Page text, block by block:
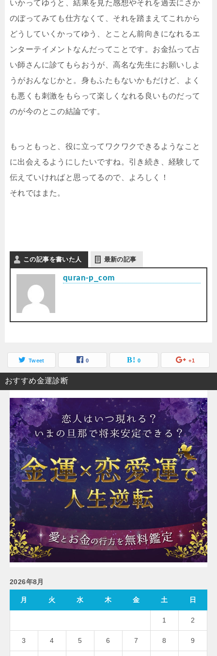
いかってゆうと、結果を見た感想やそれを過去にさか
のぼってみても仕方なくて、それを踏まえてこれから
どうしていくかってゆう、とことん前向きになれるエ
ンターテイメントなんだってことです。お金払って占
い師さんに診てもらおうが、高名な先生にお願いしよ
うがおんなじかと。身もふたもないかもだけど、よく
も悪くも刺激をもらって楽しくなれる良いものだって
のが今のとこの結論です。
もっともっと、役に立ってワクワクできるようなこと
に出会えるようにしたいですね。引き続き、経験して
伝えていければと思ってるので、よろしく！
それではまた。
この記事を書いた人 最新の記事
quran-p_com
Tweet 0 0 +1
おすすめ金運診断
2026年8月
月 火 水 木 金 土 日
1 2
3 4 5 6 7 8 9